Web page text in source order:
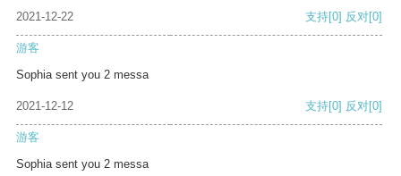
2021-12-22 支持[0] 反对[0]
游客
Sophia sent you 2 messa
2021-12-12 支持[0] 反对[0]
游客
Sophia sent you 2 messa